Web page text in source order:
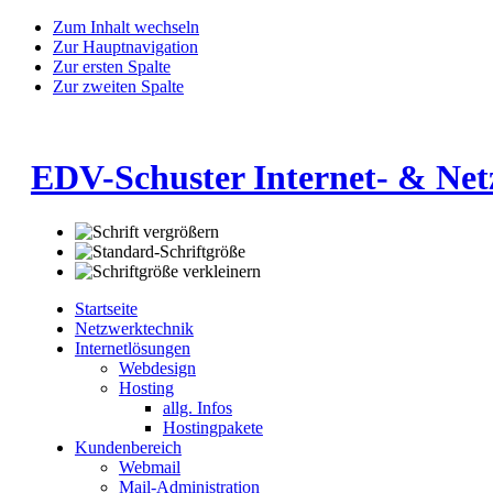
Zum Inhalt wechseln
Zur Hauptnavigation
Zur ersten Spalte
Zur zweiten Spalte
EDV-Schuster Internet- &
Startseite
Netzwerktechnik
Internetlösungen
Webdesign
Hosting
allg. Infos
Hostingpakete
Kundenbereich
Webmail
Mail-Administration